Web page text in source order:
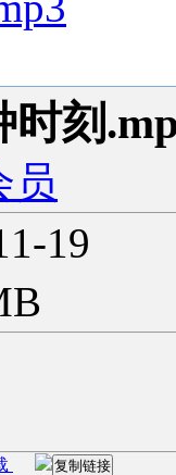
时刻
员
19
复制链接